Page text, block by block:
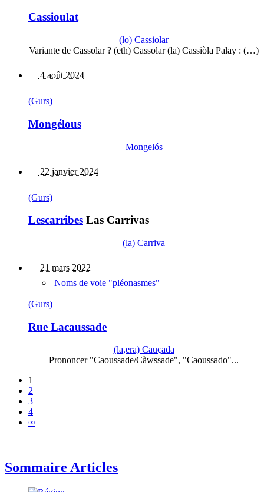
Cassioulat
(lo) Cassiolar
Variante de Cassolar ? (eth) Cassolar (la) Cassiòla Palay : (…)
4 août 2024
(Gurs)
Mongélous
Mongelós
22 janvier 2024
(Gurs)
Lescarribes Las Carrivas
(la) Carriva
21 mars 2022
Noms de voie "pléonasmes"
(Gurs)
Rue Lacaussade
(la,era) Cauçada
Prononcer "Caoussade/Càwssade", "Caoussado"...
1
2
3
4
∞
Sommaire Articles